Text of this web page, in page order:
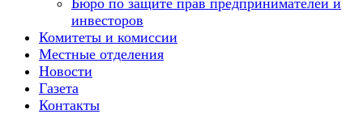
Бюро по защите прав предпринимателей и
инвесторов
Комитеты и комиссии
Местные отделения
Новости
Газета
Контакты